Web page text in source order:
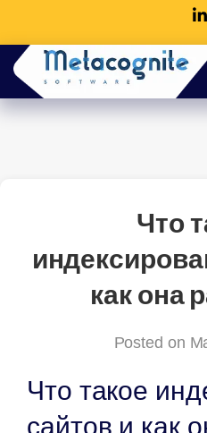
Что
как она
Posted on
Что такое